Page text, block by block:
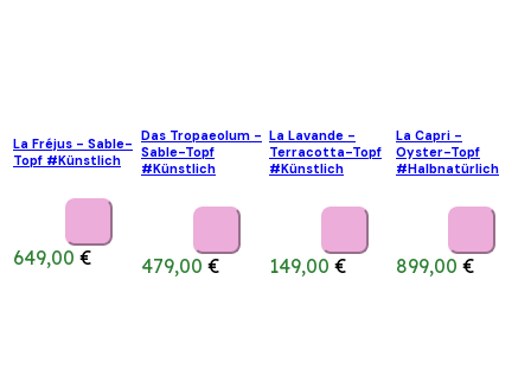
La Fréjus - Sable-
Topf #Künstlich
649,00 €
Das Tropaeolum -
Sable-Topf
#Künstlich
479,00 €
La Lavande -
Terracotta-Topf
#Künstlich
149,00 €
La Capri -
Oyster-Topf
#Halbnatürlich
899,00 €